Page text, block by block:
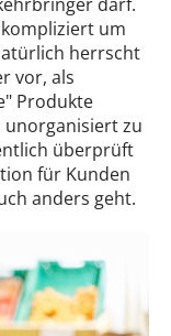
um
herrscht
vor, als
Produkte
unorganisiert zu
überprüft
für Kunden
anders geht.